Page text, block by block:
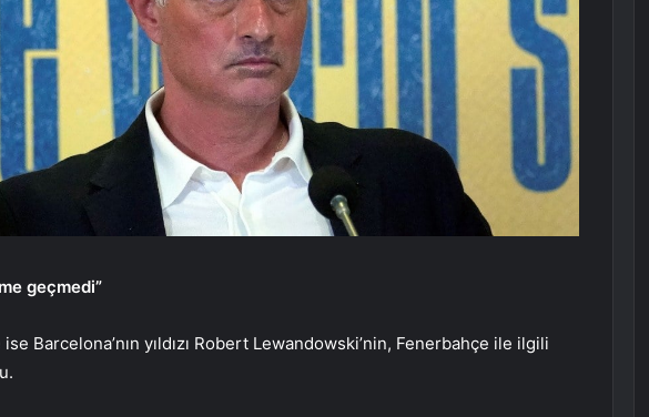
geçmedi”
Barcelona’nın yıldızı Robert Lewandowski’nin, Fenerbahçe ile ilgili